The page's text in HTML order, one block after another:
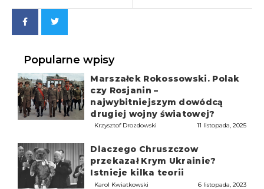
Popularne wpisy
Marszałek Rokossowski. Polak
czy Rosjanin –
najwybitniejszym dowódcą
drugiej wojny światowej?
Krzysztof Drozdowski 11 listopada, 2025
Dlaczego Chruszczow
przekazał Krym Ukrainie?
Istnieje kilka teorii
Karol Kwiatkowski 6 listopada, 2023